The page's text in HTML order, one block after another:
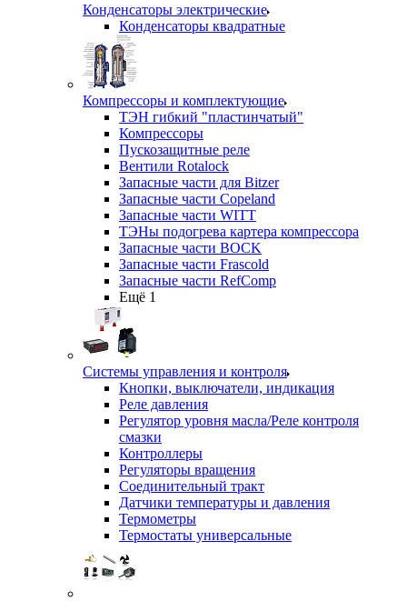
Конденсаторы электрические
Конденсаторы квадратные
Компрессоры и комплектующие
ТЭН гибкий "пластинчатый"
Компрессоры
Пускозащитные реле
Вентили Rotalock
Запасные части для Bitzer
Запасные части Copeland
Запасные части WITT
ТЭНы подогрева картера компрессора
Запасные части BOCK
Запасные части Frascold
Запасные части RefComp
Ещё 1
Системы управления и контроля
Кнопки, выключатели, индикация
Реле давления
Регулятор уровня масла/Реле контроля
смазки
Контроллеры
Регуляторы вращения
Соединительный тракт
Датчики температуры и давления
Термометры
Термостаты универсальные